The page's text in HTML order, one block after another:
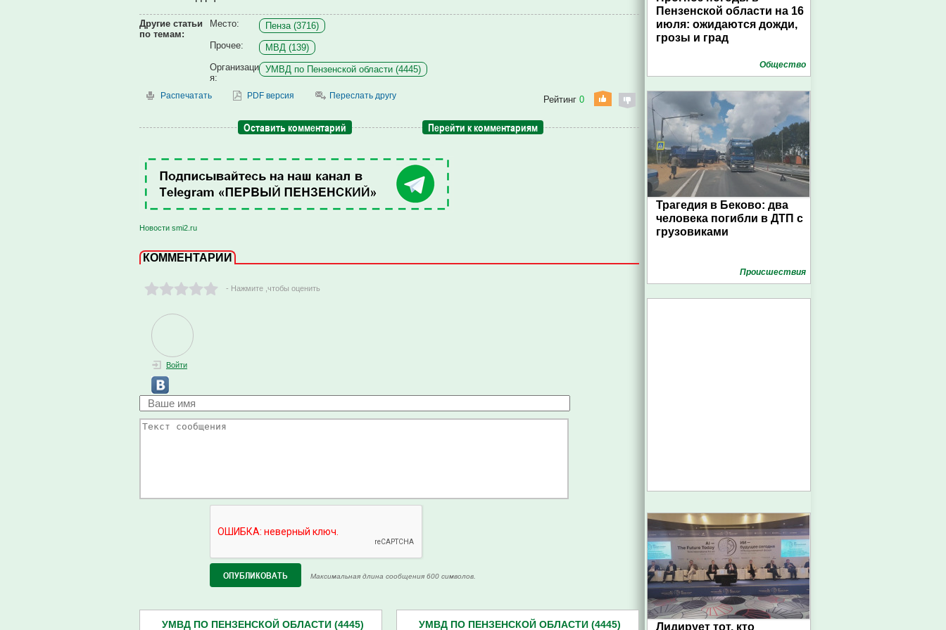
Другие статьи
по темам:
Место:
Пенза (3716)
Прочее:
МВД (139)
Организаци
я:
УМВД по Пензенской области (4445)
Распечатать PDF версия Переслать другу Рейтинг 0
Оставить комментарий Перейти к комментариям
Новости smi2.ru
КОММЕНТАРИИ
- Нажмите ,чтобы оценить
Войти
Максимальная длина сообщения 600 символов.
УМВД ПО ПЕНЗЕНСКОЙ ОБЛАСТИ (4445) УМВД ПО ПЕНЗЕНСКОЙ ОБЛАСТИ (4445)
Пензенской области на 16
июля: ожидаются дожди,
грозы и град
Общество
Трагедия в Беково: два
человека погибли в ДТП с
грузовиками
Проиcшествия
Лидирует тот, кто